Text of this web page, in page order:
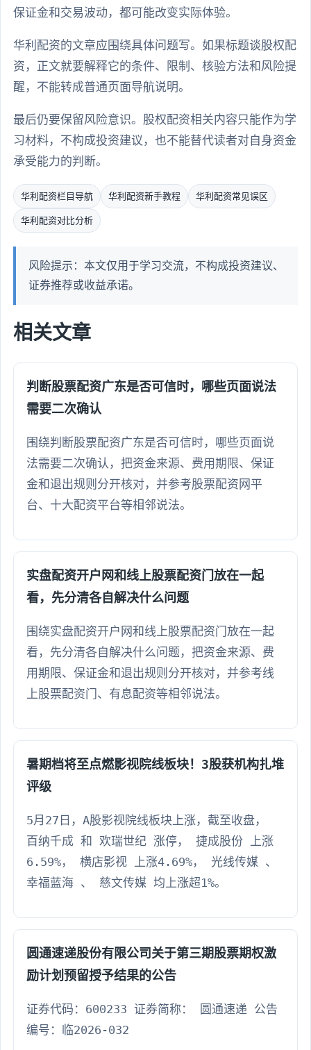
保证金和交易波动，都可能改变实际体验。
华利配资的文章应围绕具体问题写。如果标题谈股权配
资，正文就要解释它的条件、限制、核验方法和风险提
醒，不能转成普通页面导航说明。
最后仍要保留风险意识。股权配资相关内容只能作为学
习材料，不构成投资建议，也不能替代读者对自身资金
承受能力的判断。
华利配资栏目导航 华利配资新手教程 华利配资常见误区
华利配资对比分析
风险提示：本文仅用于学习交流，不构成投资建议、
证券推荐或收益承诺。
相关文章
判断股票配资广东是否可信时，哪些页面说法
需要二次确认
围绕判断股票配资广东是否可信时，哪些页面说
法需要二次确认，把资金来源、费用期限、保证
金和退出规则分开核对，并参考股票配资网平
台、十大配资平台等相邻说法。
实盘配资开户网和线上股票配资门放在一起
看，先分清各自解决什么问题
围绕实盘配资开户网和线上股票配资门放在一起
看，先分清各自解决什么问题，把资金来源、费
用期限、保证金和退出规则分开核对，并参考线
上股票配资门、有息配资等相邻说法。
暑期档将至点燃影视院线板块！3股获机构扎堆
评级
5月27日，A股影视院线板块上涨，截至收盘，
百纳千成 和 欢瑞世纪 涨停， 捷成股份 上涨
6.59%， 横店影视 上涨4.69%， 光线传媒 、
幸福蓝海 、 慈文传媒 均上涨超1%。
圆通速递股份有限公司关于第三期股票期权激
励计划预留授予结果的公告
证券代码：600233 证券简称： 圆通速递 公告
编号：临2026-032